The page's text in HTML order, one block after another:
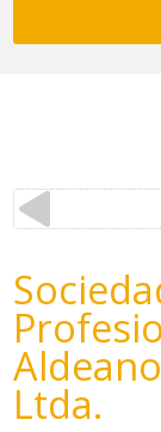
Ltda.